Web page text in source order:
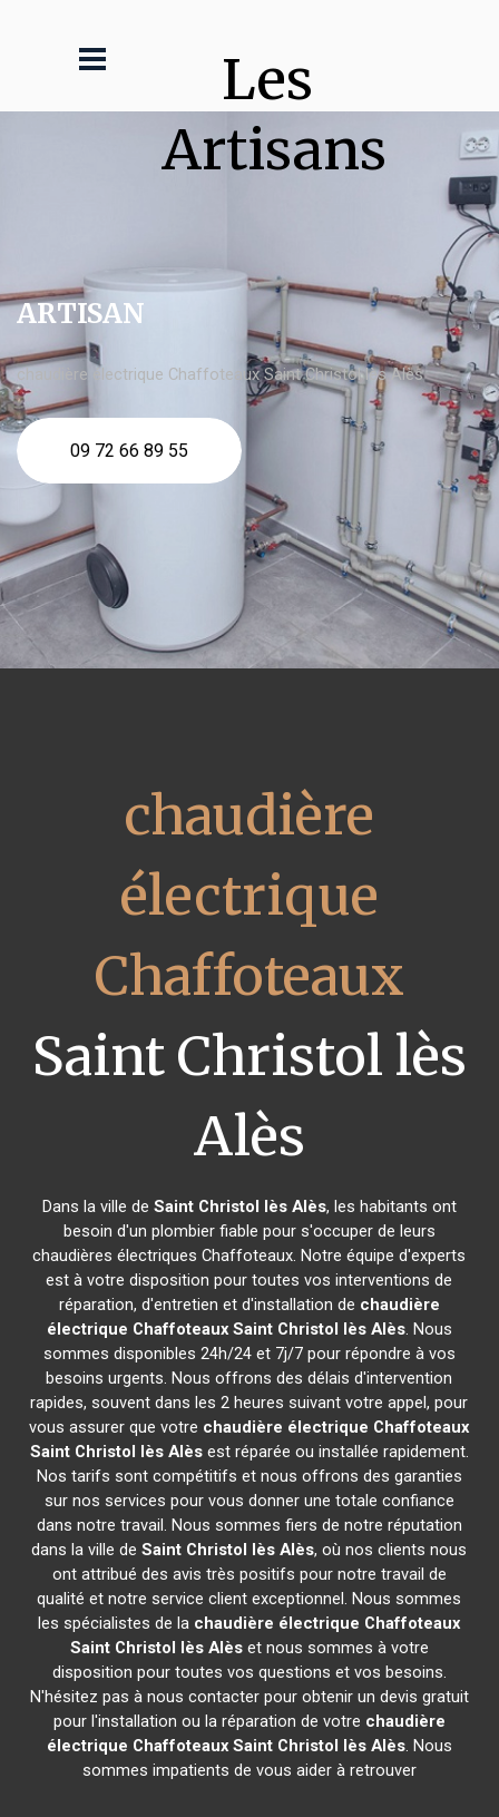
Les
Artisans
ARTISAN
chaudière électrique Chaffoteaux Saint Christol lès Alès
09 72 66 89 55
chaudière
électrique
Chaffoteaux
Saint Christol lès
Alès
Dans la ville de Saint Christol lès Alès, les habitants ont
besoin d'un plombier fiable pour s'occuper de leurs
chaudières électriques Chaffoteaux. Notre équipe d'experts
est à votre disposition pour toutes vos interventions de
réparation, d'entretien et d'installation de chaudière
électrique Chaffoteaux Saint Christol lès Alès. Nous
sommes disponibles 24h/24 et 7j/7 pour répondre à vos
besoins urgents. Nous offrons des délais d'intervention
rapides, souvent dans les 2 heures suivant votre appel, pour
vous assurer que votre chaudière électrique Chaffoteaux
Saint Christol lès Alèsest réparée ou installée rapidement.
Nos tarifs sont compétitifs et nous offrons des garanties
sur nos services pour vous donner une totale confiance
dans notre travail. Nous sommes fiers de notre réputation
dans la ville deSaint Christol lès Alès, où nos clients nous
ont attribué des avis très positifs pour notre travail de
qualité et notre service client exceptionnel. Nous sommes
les spécialistes de la chaudière électrique Chaffoteaux
Saint Christol lès Alèset nous sommes à votre
disposition pour toutes vos questions et vos besoins.
N'hésitez pas à nous contacter pour obtenir un devis gratuit
pour l'installation ou la réparation de votre chaudière
électrique Chaffoteaux Saint Christol lès Alès. Nous
sommes impatients de vous aider à retrouver